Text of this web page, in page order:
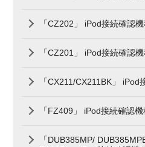
「CZ202」 iPod接続確認
「CZ201」 iPod接続確認
「CX211/CX211BK」 iPod
「FZ409」 iPod接続確認
「DUB385MP/